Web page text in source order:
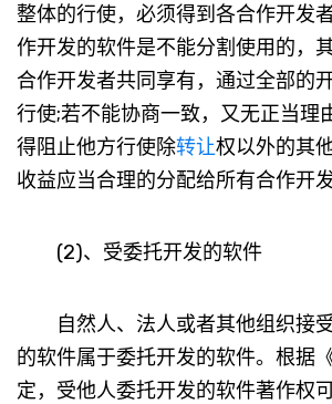
整体的行使，必须得到各合作开发
作开发的软件是不能分割使用的，
合作开发者共同享有，通过全部的
行使;若不能协商一致，又无正当理
得阻止他方行使除转让权以外的其
收益应当合理的分配给所有合作开发
(2)、受委托开发的软件
自然人、法人或者其他组织接
的软件属于委托开发的软件。根据
定，受他人委托开发的软件著作权